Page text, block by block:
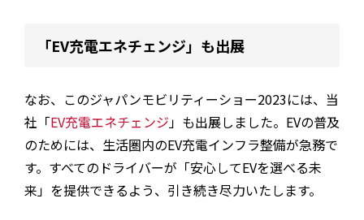
「EV充電エネチェンジ」も出展
なお、このジャパンモビリティーショー2023には、当
社「EV充電エネチェンジ」も出展しました。EVの普及
のためには、生活圏内のEV充電インフラ整備が急務で
す。すべてのドライバーが「安心してEVを選べる未
来」を提供できるよう、引き続き尽力いたします。